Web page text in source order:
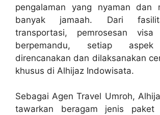
pengalaman yang nyaman dan
banyak jamaah. Dari
transportasi, pemrosesan
berpemandu, setiap aspek
direncanakan dan dilaksanakan
khusus di Alhijaz Indowisata.
Sebagai Agen Travel Umroh,
tawarkan beragam jenis paket